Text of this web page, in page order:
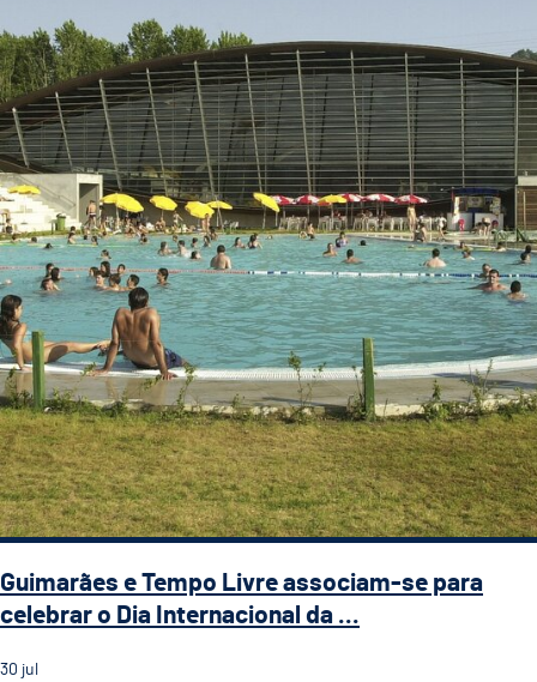
Guimarães e Tempo Livre associam-se para
celebrar o Dia Internacional da ...
30 jul